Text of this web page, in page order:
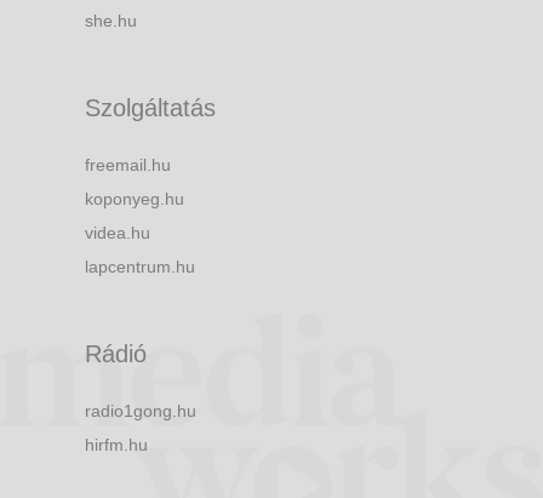
she.hu
Szolgáltatás
freemail.hu
koponyeg.hu
videa.hu
lapcentrum.hu
Rádió
radio1gong.hu
hirfm.hu